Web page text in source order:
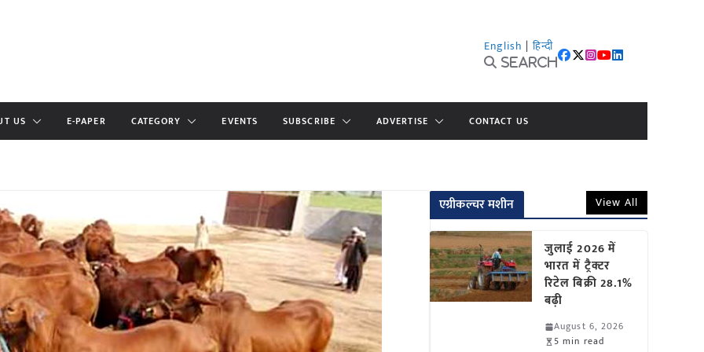
English | हिन्दी
Search
US E-PAPER CATEGORY EVENTS SUBSCRIBE ADVERTISE CONTACT US
एग्रीकल्चर मशीन View All
जुलाई 2026 में
भारत में ट्रैक्टर
रिटेल बिक्री 28.1%
बढ़ी
August 6, 2026
5 min read